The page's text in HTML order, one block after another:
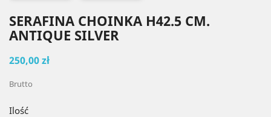
SERAFINA CHOINKA H42.5 CM.
ANTIQUE SILVER
250,00 zł
Brutto
Ilość